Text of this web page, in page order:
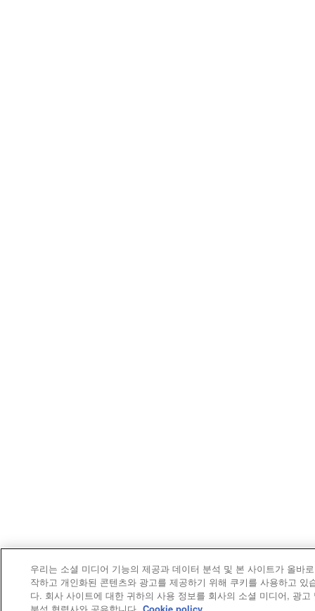
우리는 소셜 미디어 기능의 제공과 데이터 분석 및 본 사이트가 올바
작하고 개인화된 콘텐츠와 광고를 제공하기 위해 쿠키를 사용하고 있
다. 회사 사이트에 대한 귀하의 사용 정보를 회사의 소셜 미디어, 광고